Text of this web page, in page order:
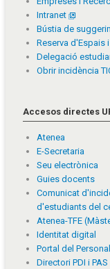
Intranet
Bústia de
Reserva d'Espais
Delegació
Obrir incidència
Accesos directes
Atenea
E-Secretaria
Seu electrònica
Guies docents
Comunicat
d'estudiants del
Atenea-TFE
Identitat digital
Portal del
Directori PDI i PAS